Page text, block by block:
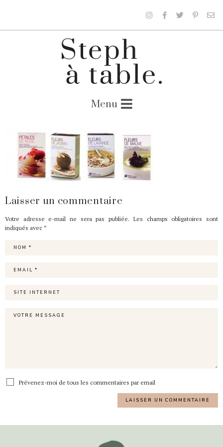
Laisser un commentaire
Votre adresse e-mail ne sera pas publiée. Les champs obligatoires sont
indiqués avec *
Prévenez-moi de tous les commentaires par email